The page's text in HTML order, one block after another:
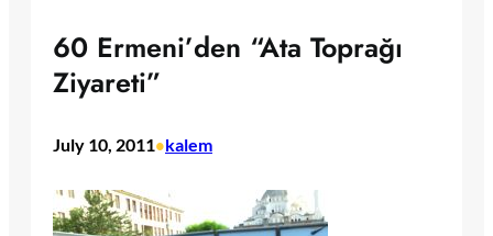
60 Ermeni’den “Ata Toprağı
Ziyareti”
July 10, 2011•kalem